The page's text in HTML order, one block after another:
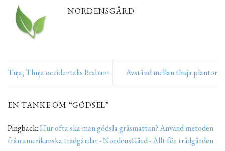
NORDENSGÅRD
Tuja, Thuja occidentalis Brabant Avstånd mellan thuja plantor
EN TANKE OM “GÖDSEL”
Pingback:Hur ofta ska man gödsla gräsmattan? Använd metoden
från amerikanska trädgårdar - NordensGård - Allt för trädgården